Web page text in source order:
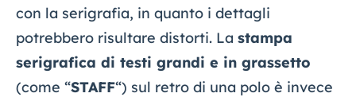
con la serigrafia, in quanto i dettagli
potrebbero risultare distorti. La stampa
serigrafica di testi grandi e in grassetto
(come “STAFF“) sul retro di una polo è invece